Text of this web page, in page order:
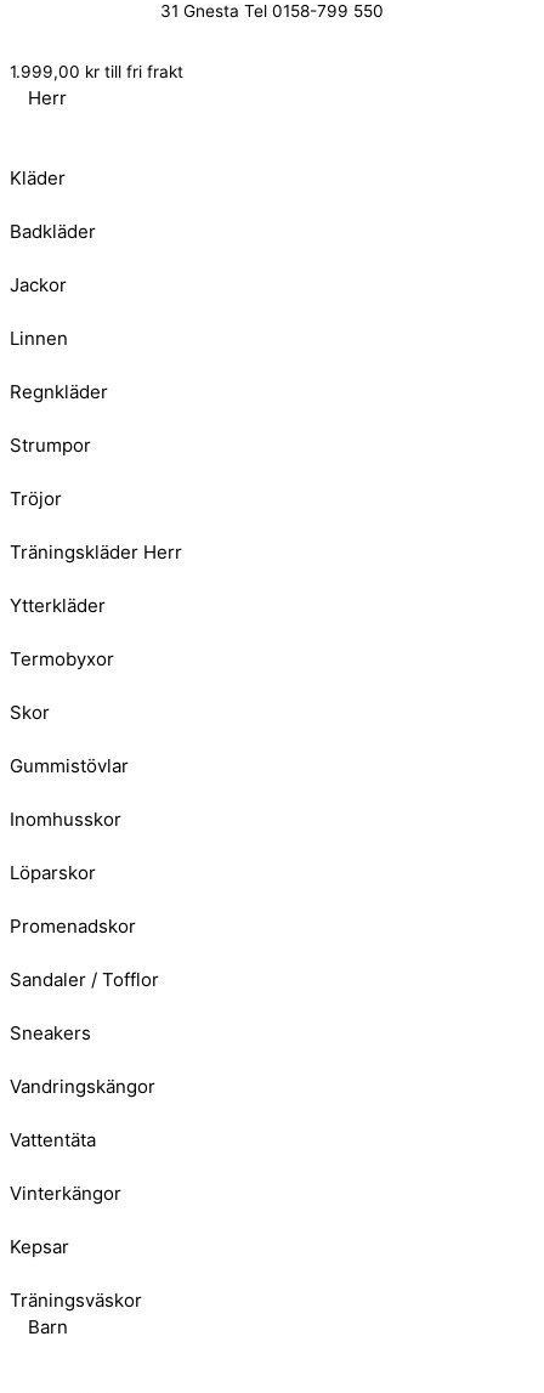
31 Gnesta Tel 0158-799 550
1.999,00 kr till fri frakt
Herr
Kläder
Badkläder
Jackor
Linnen
Regnkläder
Strumpor
Tröjor
Träningskläder Herr
Ytterkläder
Termobyxor
Skor
Gummistövlar
Inomhusskor
Löparskor
Promenadskor
Sandaler / Tofflor
Sneakers
Vandringskängor
Vattentäta
Vinterkängor
Kepsar
Träningsväskor
Barn